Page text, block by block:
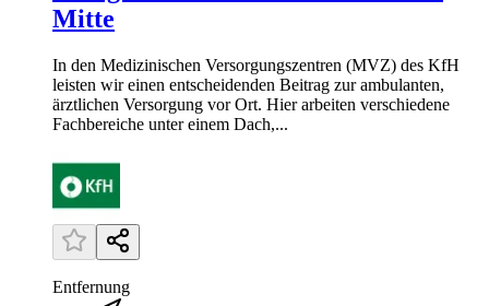
Mitte
In den Medizinischen Versorgungszentren (MVZ) des KfH
leisten wir einen entscheidenden Beitrag zur ambulanten,
ärztlichen Versorgung vor Ort. Hier arbeiten verschiedene
Fachbereiche unter einem Dach,...
Entfernung